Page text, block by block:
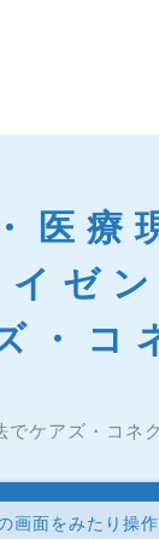
医療
イゼン
・コ
でケアズ・コネ
画面をみたり操